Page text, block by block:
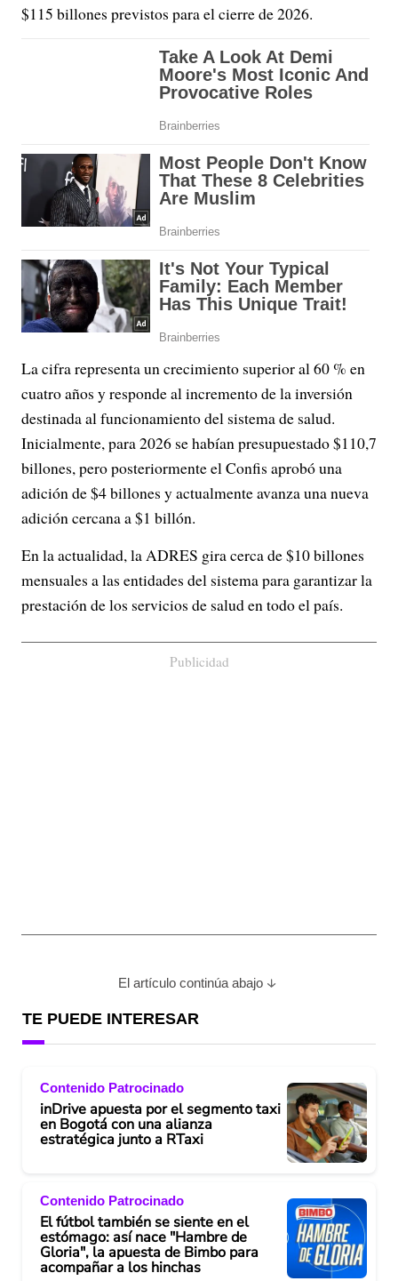
$115 billones previstos para el cierre de 2026.
La cifra representa un crecimiento superior al 60 % en
cuatro años y responde al incremento de la inversión
destinada al funcionamiento del sistema de salud.
Inicialmente, para 2026 se habían presupuestado $110,7
billones, pero posteriormente el Confis aprobó una
adición de $4 billones y actualmente avanza una nueva
adición cercana a $1 billón.
En la actualidad, la ADRES gira cerca de $10 billones
mensuales a las entidades del sistema para garantizar la
prestación de los servicios de salud en todo el país.
Publicidad
El artículo continúa abajo
TE PUEDE INTERESAR
Contenido Patrocinado
inDrive apuesta por el segmento taxi
en Bogotá con una alianza
estratégica junto a RTaxi
Contenido Patrocinado
El fútbol también se siente en el
estómago: así nace "Hambre de
Gloria", la apuesta de Bimbo para
acompañar a los hinchas